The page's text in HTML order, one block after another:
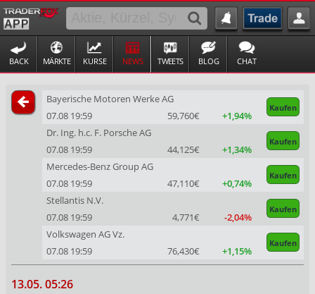
BACK MÄRKTE KURSE NEWS TWEETS BLOG CHAT
Bayerische Motoren Werke AG
Kaufen
07.08 19:59 59,760€
+1,94%
Dr. Ing. h.c. F. Porsche AG
Kaufen
07.08 19:59 44,125€
+1,34%
Mercedes-Benz Group AG
Kaufen
07.08 19:59 47,110€
+0,74%
Stellantis N.V.
Kaufen
07.08 19:59 4,771€
-2,04%
Volkswagen AG Vz.
Kaufen
07.08 19:59 76,430€ +1,15%
13.05. 05:26